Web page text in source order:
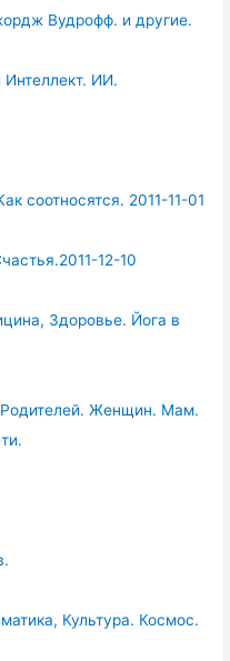
Вудрофф. и другие.
ИИ.
соотносятся. 2011-11-01
12-10
Здоровье. Йога в
Женщин. Мам.
Культура. Космос.